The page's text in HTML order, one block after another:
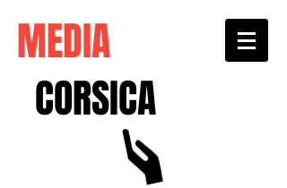
MEDIA
CORSICA